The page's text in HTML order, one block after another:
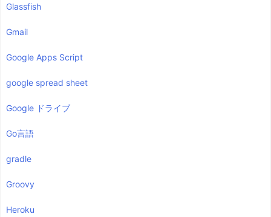
Glassfish
Gmail
Google Apps Script
google spread sheet
Google ドライブ
Go言語
gradle
Groovy
Heroku